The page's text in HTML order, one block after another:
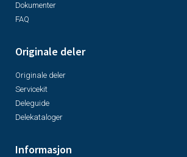
Dokumenter
FAQ
Originale deler
Originale deler
Servicekit
Deleguide
Delekataloger
Informasjon